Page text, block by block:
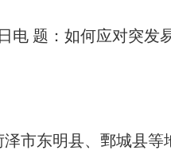
电 题：如何应对突发
市东明县、鄄城县等